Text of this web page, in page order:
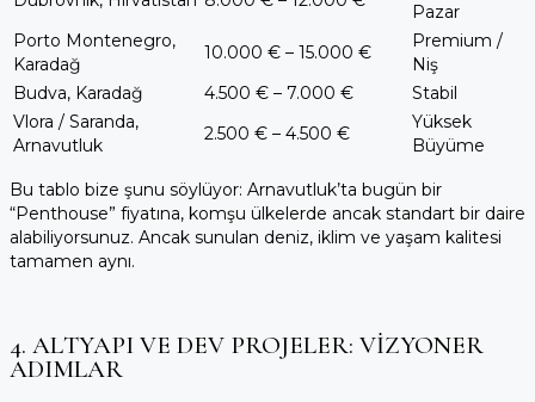
Pazar
Porto Montenegro,
Karadağ
10.000 € – 15.000 €
Premium /
Niş
Budva, Karadağ
4.500 € – 7.000 €
Stabil
Vlora / Saranda,
Arnavutluk
2.500 € – 4.500 €
Yüksek
Büyüme
Bu tablo bize şunu söylüyor: Arnavutluk’ta bugün bir
“Penthouse” fiyatına, komşu ülkelerde ancak standart bir daire
alabiliyorsunuz. Ancak sunulan deniz, iklim ve yaşam kalitesi
tamamen aynı.
4. ALTYAPI VE DEV PROJELER: VIZYONER
ADIMLAR